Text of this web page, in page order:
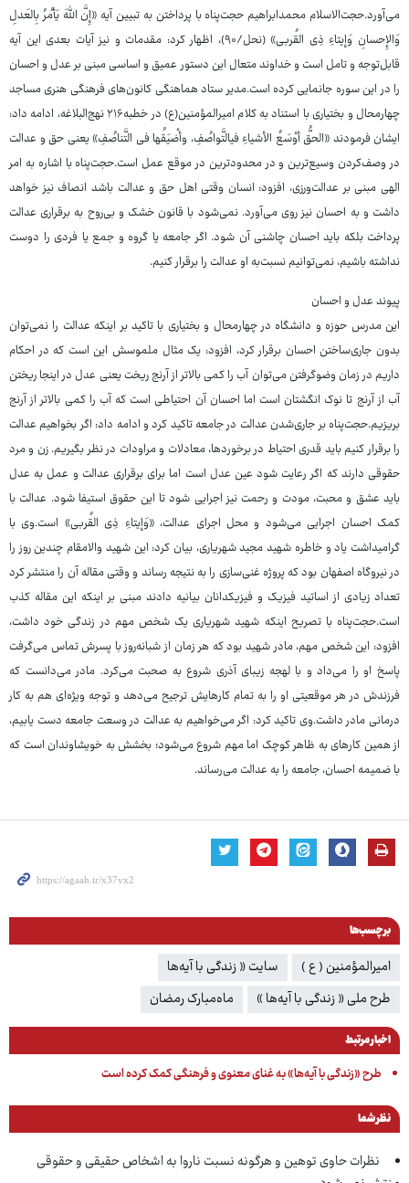
می‌آورد.حجت‌الاسلام محمدابراهیم حجت‌پناه با پرداختن به تبیین آیه «إِنَّ اللَّهَ یَأمُرُ بِالعَدلِ
وَالإِحسانِ وَإیتاءِ ذِی القُربی» (نحل/۹۰)، اظهار کرد: مقدمات و نیز آیات بعدی این آیه
قابل‌توجه و تامل است و خداوند متعال این دستور عمیق و اساسی مبنی بر عدل و احسان
را در این سوره جانمایی کرده است.مدیر ستاد هماهنگی کانون‌های فرهنگی هنری مساجد
چهارمحال و بختیاری با استناد به کلام امیرالمؤمنین(ع) در خطبه۲۱۶ نهج‌البلاغه، ادامه داد:
ایشان فرمودند «الحقُّ أوْسَعُ الأشیاءِ فیالتَّواصُفِ، وأضْیَقُها فی التَّناصُفِ» یعنی حق و عدالت
در وصف‌کردن وسیع‌ترین و در محدودترین در موقع عمل است.حجت‌پناه با اشاره به امر
الهی مبنی بر عدالت‌ورزی، افزود: انسان وقتی اهل حق و عدالت باشد انصاف نیز خواهد
داشت و به احسان نیز روی می‌آورد. نمی‌شود با قانون خشک و بی‌روح به برقراری عدالت
پرداخت بلکه باید احسان چاشنی آن شود. اگر جامعه یا گروه و جمع یا فردی را دوست
نداشته باشیم، نمی‌توانیم نسبت‌به او عدالت را برقرار کنیم.
پیوند عدل و احسان
این مدرس حوزه و دانشگاه در چهارمحال و بختیاری با تاکید بر اینکه عدالت را نمی‌توان
بدون جاری‌ساختن احسان برقرار کرد، افزود: یک مثال ملموسش این است که در احکام
داریم در زمان وضوگرفتن می‌توان آب را کمی بالاتر از آرنج ریخت یعنی عدل در اینجا ریختن
آب از آرنج تا نوک انگشتان است اما احسان آن احتیاطی است که آب را کمی بالاتر از آرنج
بریزیم.حجت‌پناه بر جاری‌شدن عدالت در جامعه تاکید کرد و ادامه داد: اگر بخواهیم عدالت
را برقرار کنیم باید قدری احتیاط در برخوردها، معادلات و مراودات در نظر بگیریم. زن و مرد
حقوقی دارند که اگر رعایت شود عین عدل است اما برای برقراری عدالت و عمل به عدل
باید عشق و محبت، مودت و رحمت نیز اجرایی شود تا این حقوق استیفا شود. عدالت با
کمک احسان اجرایی می‌شود و محل اجرای عدالت، «وَإیتاءِ ذِی القُربی» است.وی با
گرامیداشت یاد و خاطره شهید مجید شهریاری، بیان کرد: این شهید والامقام چندین روز را
در نیروگاه اصفهان بود که پروژه غنی‌سازی را به نتیجه رساند و وقتی مقاله آن را منتشر کرد
تعداد زیادی از اساتید فیزیک و فیزیکدانان بیانیه دادند مبنی بر اینکه این مقاله کذب
است.حجت‌پناه با تصریح اینکه شهید شهریاری یک شخص مهم در زندگی خود داشت،
افزود: این شخص مهم، مادر شهید بود که هر زمان از شبانه‌روز با پسرش تماس می‌گرفت
پاسخ او را می‌داد و با لهجه زیبای آذری شروع به صحبت می‌کرد. مادر می‌دانست که
فرزندش در هر موقعیتی او را به تمام کارهایش ترجیح می‌دهد و توجه ویژه‌ای هم به کار
درمانی مادر داشت.وی تاکید کرد: اگر می‌خواهیم به عدالت در وسعت جامعه دست یابیم،
از همین کارهای به ظاهر کوچک اما مهم شروع می‌شود؛ بخشش به خویشاوندان است که
با ضمیمه احسان، جامعه را به عدالت می‌رساند.
برچسب‌ها
امیرالمؤمنین ( ع )
سایت « زندگی با آیه‌ها
طرح ملی « زندگی با آیه‌ها »
ماه‌مبارک رمضان
اخبار مرتبط
طرح «زندگی با آیه‌ها» به غنای معنوی و فرهنگی کمک کرده است
نظر شما
نظرات حاوی توهین و هرگونه نسبت ناروا به اشخاص حقیقی و حقوقی